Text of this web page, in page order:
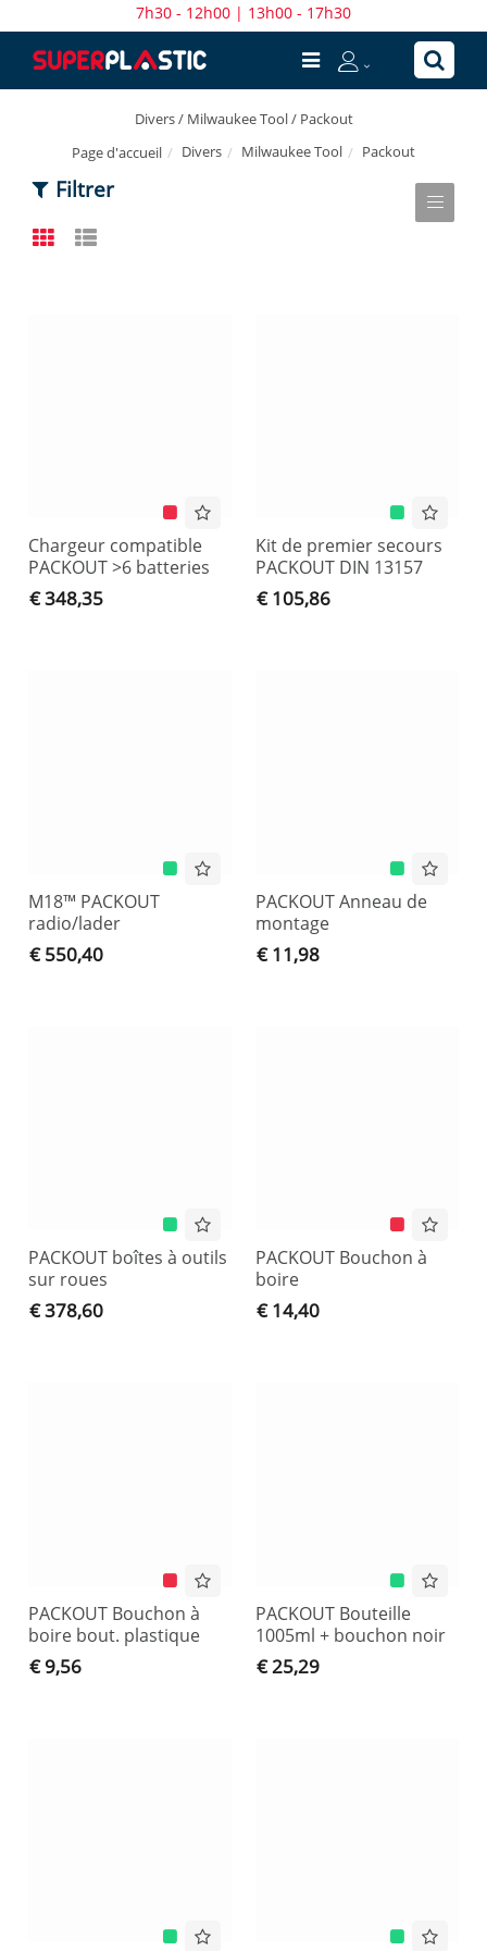
7h30 - 12h00 | 13h00 - 17h30
Divers / Milwaukee Tool / Packout
Page d'accueil
Divers Milwaukee Tool Packout
Filtrer
Chargeur compatible
PACKOUT >6 batteries
€ 348,35
Kit de premier secours
PACKOUT DIN 13157
€ 105,86
M18™ PACKOUT
radio/lader
€ 550,40
PACKOUT Anneau de
montage
€ 11,98
PACKOUT boîtes à outils
sur roues
€ 378,60
PACKOUT Bouchon à
boire
€ 14,40
PACKOUT Bouchon à
boire bout. plastique
€ 9,56
PACKOUT Bouteille
1005ml + bouchon noir
€ 25,29